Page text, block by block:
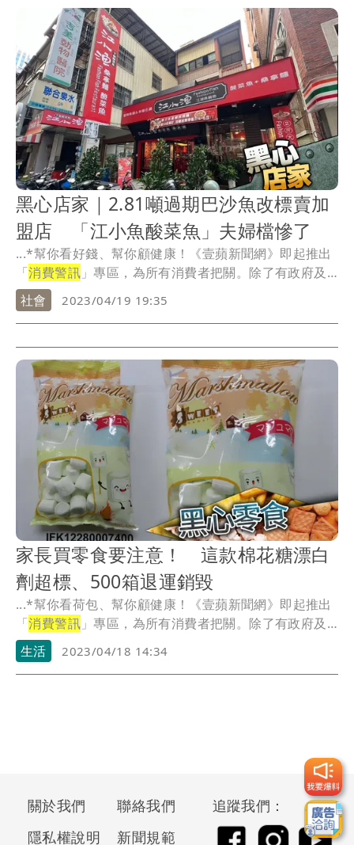
黑心店家｜2.81噸過期巴沙魚改標賣加
盟店 「江小魚酸菜魚」夫婦檔慘了
...*幫你看好錢、幫你顧健康！《壹蘋新聞網》即起推出
「消費警訊」專區，為所有消費者把關。除了有政府及
公信...
社會 2023/04/19 19:35
家長買零食要注意！ 這款棉花糖漂白
劑超標、500箱退運銷毀
...*幫你看荷包、幫你顧健康！《壹蘋新聞網》即起推出
「消費警訊」專區，為所有消費者把關。除了有政府及
公信...
生活 2023/04/18 14:34
關於我們
聯絡我們
隱私權說明
新聞規範
追蹤我們：